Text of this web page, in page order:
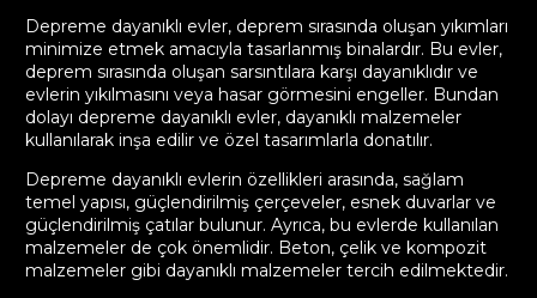
Depreme dayanıklı evler, deprem sırasında oluşan yıkımları
minimize etmek amacıyla tasarlanmış binalardır. Bu evler,
deprem sırasında oluşan sarsıntılara karşı dayanıklıdır ve
evlerin yıkılmasını veya hasar görmesini engeller. Bundan
dolayı depreme dayanıklı evler, dayanıklı malzemeler
kullanılarak inşa edilir ve özel tasarımlarla donatılır.
Depreme dayanıklı evlerin özellikleri arasında, sağlam
temel yapısı, güçlendirilmiş çerçeveler, esnek duvarlar ve
güçlendirilmiş çatılar bulunur. Ayrıca, bu evlerde kullanılan
malzemeler de çok önemlidir. Beton, çelik ve kompozit
malzemeler gibi dayanıklı malzemeler tercih edilmektedir.